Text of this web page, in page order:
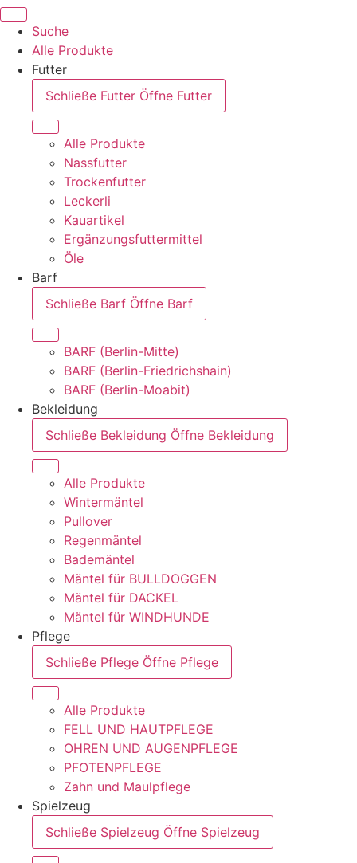
Suche
Alle Produkte
Futter
Schließe Futter Öffne Futter
Alle Produkte
Nassfutter
Trockenfutter
Leckerli
Kauartikel
Ergänzungsfuttermittel
Öle
Barf
Schließe Barf Öffne Barf
BARF (Berlin-Mitte)
BARF (Berlin-Friedrichshain)
BARF (Berlin-Moabit)
Bekleidung
Schließe Bekleidung Öffne Bekleidung
Alle Produkte
Wintermäntel
Pullover
Regenmäntel
Bademäntel
Mäntel für BULLDOGGEN
Mäntel für DACKEL
Mäntel für WINDHUNDE
Pflege
Schließe Pflege Öffne Pflege
Alle Produkte
FELL UND HAUTPFLEGE
OHREN UND AUGENPFLEGE
PFOTENPFLEGE
Zahn und Maulpflege
Spielzeug
Schließe Spielzeug Öffne Spielzeug